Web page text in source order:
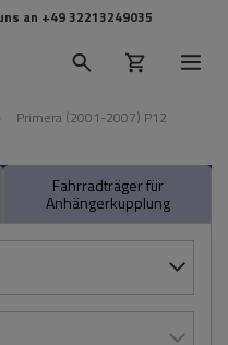
an +49 32213249035
Primera (2001-2007) P12
Fahrradträger für
Anhängerkupplung